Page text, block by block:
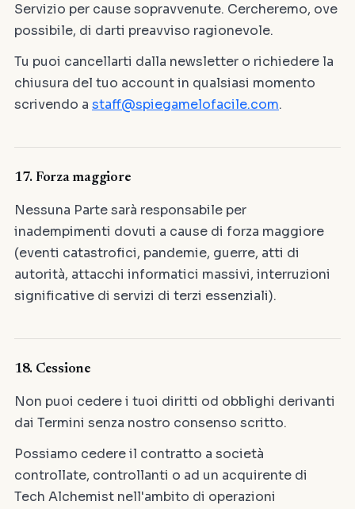
Servizio per cause sopravvenute. Cercheremo, ove
possibile, di darti preavviso ragionevole.
Tu puoi cancellarti dalla newsletter o richiedere la
chiusura del tuo account in qualsiasi momento
scrivendo a staff@spiegamelofacile.com.
17. Forza maggiore
Nessuna Parte sarà responsabile per
inadempimenti dovuti a cause di forza maggiore
(eventi catastrofici, pandemie, guerre, atti di
autorità, attacchi informatici massivi, interruzioni
significative di servizi di terzi essenziali).
18. Cessione
Non puoi cedere i tuoi diritti od obblighi derivanti
dai Termini senza nostro consenso scritto.
Possiamo cedere il contratto a società
controllate, controllanti o ad un acquirente di
Tech Alchemist nell'ambito di operazioni